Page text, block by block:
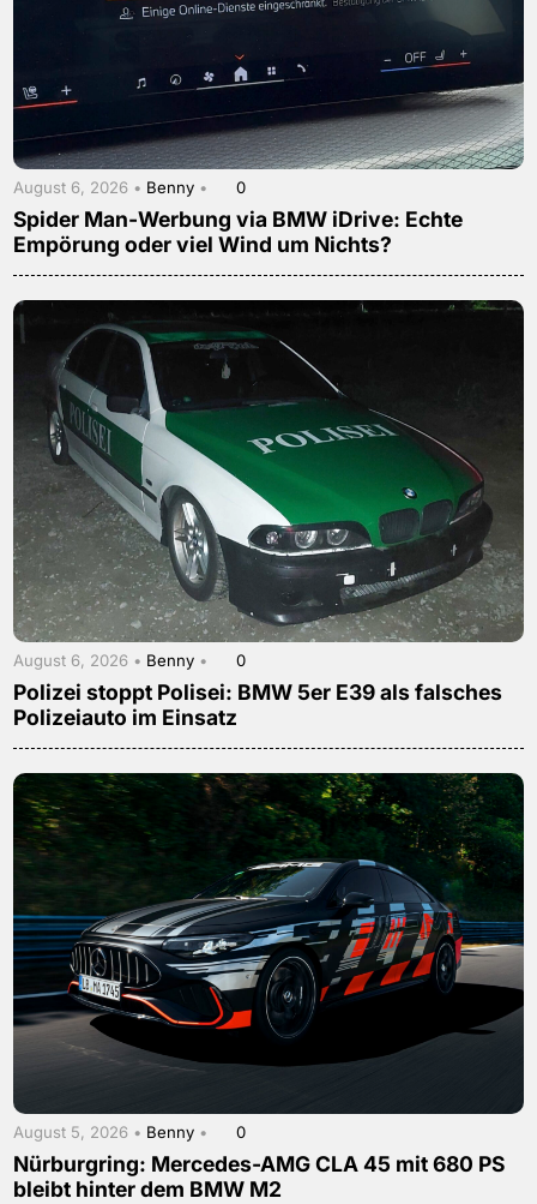
August 6, 2026 • Benny • 0
Spider Man-Werbung via BMW iDrive: Echte
Empörung oder viel Wind um Nichts?
August 6, 2026 • Benny • 0
Polizei stoppt Polisei: BMW 5er E39 als falsches
Polizeiauto im Einsatz
August 5, 2026 • Benny • 0
Nürburgring: Mercedes-AMG CLA 45 mit 680 PS
bleibt hinter dem BMW M2